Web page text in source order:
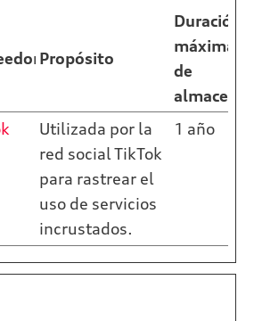
Propósito
Duración
máxima
de
Utilizada por la
red social TikTok
para rastrear el
uso de servicios
incrustados.
1 año